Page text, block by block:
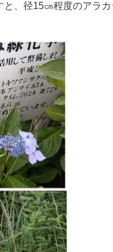
、径15㎝程度のアラカ